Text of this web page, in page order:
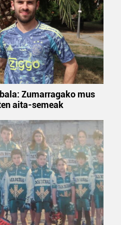
cookie teknologiaz
gero, teknologia hori
ematen diguzu.Gehiago
Zumarragako mus
aita-semeak